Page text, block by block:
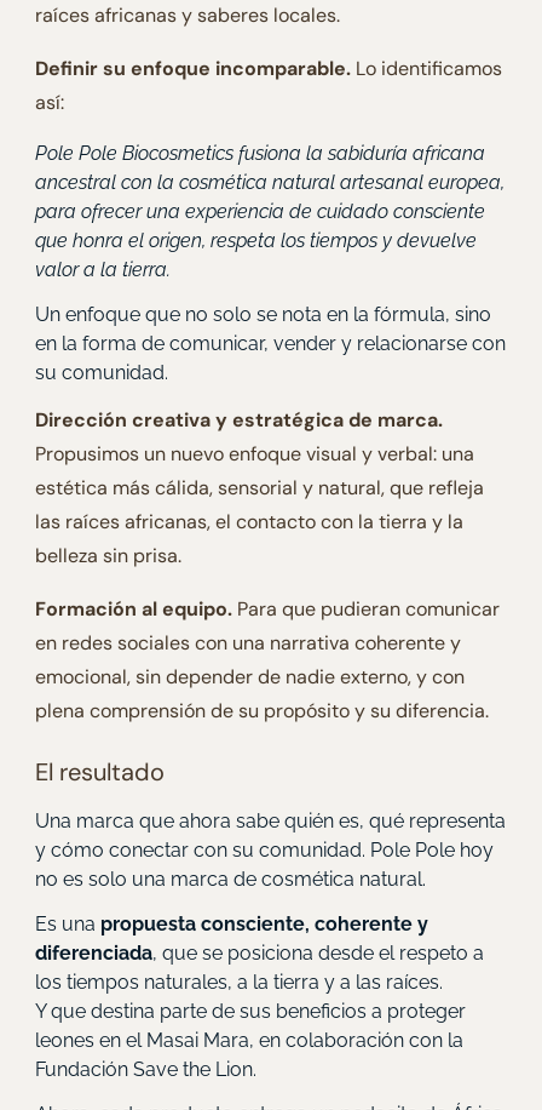
raíces africanas y saberes locales.
Definir su enfoque incomparable. Lo identificamos
así:
Pole Pole Biocosmetics fusiona la sabiduría africana
ancestral con la cosmética natural artesanal europea,
para ofrecer una experiencia de cuidado consciente
que honra el origen, respeta los tiempos y devuelve
valor a la tierra.
Un enfoque que no solo se nota en la fórmula, sino
en la forma de comunicar, vender y relacionarse con
su comunidad.
Dirección creativa y estratégica de marca.
Propusimos un nuevo enfoque visual y verbal: una
estética más cálida, sensorial y natural, que refleja
las raíces africanas, el contacto con la tierra y la
belleza sin prisa.
Formación al equipo.Para que pudieran comunicar
en redes sociales con una narrativa coherente y
emocional, sin depender de nadie externo, y con
plena comprensión de su propósito y su diferencia.
El resultado
Una marca que ahora sabe quién es, qué representa
y cómo conectar con su comunidad. Pole Pole hoy
no es solo una marca de cosmética natural.
Es una propuesta consciente, coherente y
diferenciada, que se posiciona desde el respeto a
los tiempos naturales, a la tierra y a las raíces.
Y que destina parte de sus beneficios a proteger
leones en el Masai Mara, en colaboración con la
Fundación Save the Lion.